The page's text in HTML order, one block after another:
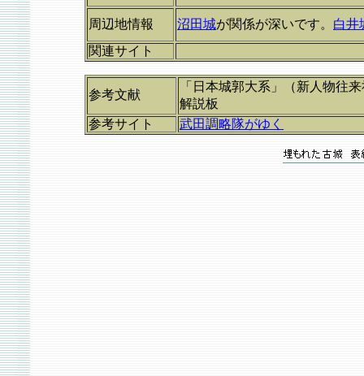
周辺地情報 沼田城が関係が深いです。 白井
関連サイト
参考文献
「日本城郭大系」（新人物往
解説板
参考サイト
武田調略隊がゆく